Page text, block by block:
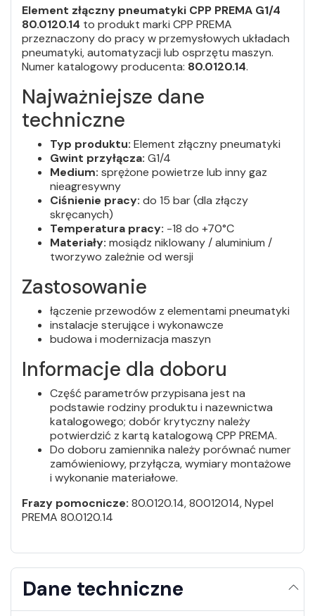
Element złączny pneumatyki CPP PREMA G1/4
80.0120.14 to produkt marki CPP PREMA
przeznaczony do pracy w przemysłowych układach
pneumatyki, automatyzacji lub osprzętu maszyn.
Numer katalogowy producenta: 80.0120.14.
Najważniejsze dane
techniczne
Typ produktu: Element złączny pneumatyki
Gwint przyłącza: G1/4
Medium: sprężone powietrze lub inny gaz
nieagresywny
Ciśnienie pracy: do 15 bar (dla złączy
skręcanych)
Temperatura pracy: -18 do +70°C
Materiały: mosiądz niklowany / aluminium /
tworzywo zależnie od wersji
Zastosowanie
łączenie przewodów z elementami pneumatyki
instalacje sterujące i wykonawcze
budowa i modernizacja maszyn
Informacje dla doboru
Część parametrów przypisana jest na
podstawie rodziny produktu i nazewnictwa
katalogowego; dobór krytyczny należy
potwierdzić z kartą katalogową CPP PREMA.
Do doboru zamiennika należy porównać numer
zamówieniowy, przyłącza, wymiary montażowe
i wykonanie materiałowe.
Frazy pomocnicze: 80.0120.14, 80012014, Nypel
PREMA 80.0120.14
Dane techniczne